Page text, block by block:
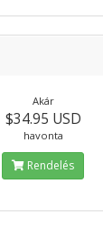
Akár
$34.95 USD
havonta
Rendelés